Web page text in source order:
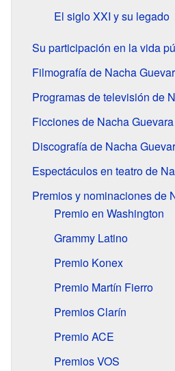
El siglo XXI y su legado
Su participación en la vida
Filmografía de Nacha
Programas de televisión de
Ficciones de Nacha Guevara
Discografía de Nacha
Espectáculos en teatro de
Premios y nominaciones de
Premio en Washington
Grammy Latino
Premio Konex
Premio Martín Fierro
Premios Clarín
Premio ACE
Premios VOS